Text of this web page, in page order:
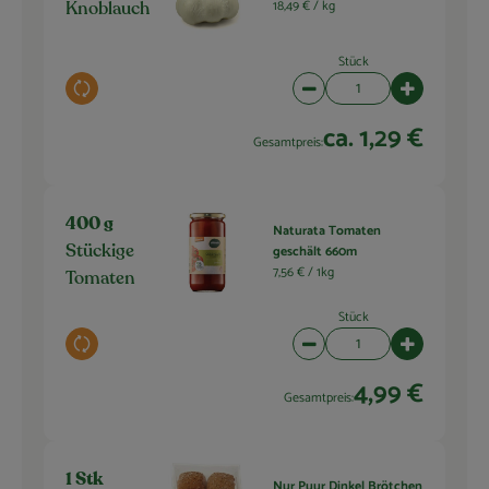
Knoblauch
Auswahl ändern
18,49 € / kg
Stück
Artikelanzahl verringern
Gesamtpreis:ca. 1,29 €
400 g
Stückige
Tomaten
Auswahl ändern
Naturata Tomaten
geschält 660m
7,56 € /1kg
Stück
Artikelanzahl verringern
Gesamtpreis:4,99 €
1 Stk